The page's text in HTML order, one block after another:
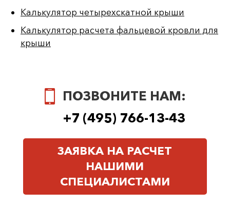
Калькулятор четырехскатной крыши
Калькулятор расчета фальцевой кровли для
крыши
ПОЗВОНИТЕ НАМ:
+7 (495) 766-13-43
ЗАЯВКА НА РАСЧЕТ
НАШИМИ
СПЕЦИАЛИСТАМИ